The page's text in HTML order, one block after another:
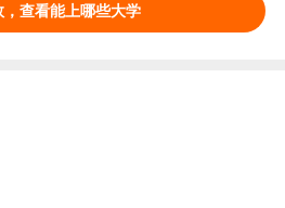
，查看能上哪些大学